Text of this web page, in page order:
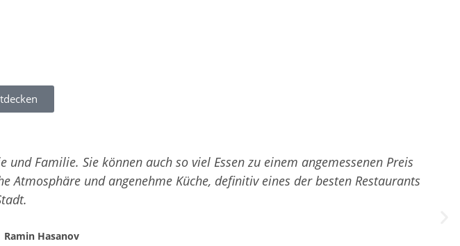
Familie. Sie können auch so viel Essen zu einem angemessenen Preis
und angenehme Küche, definitiv eines der besten Restaurants
Ramin Hasanov